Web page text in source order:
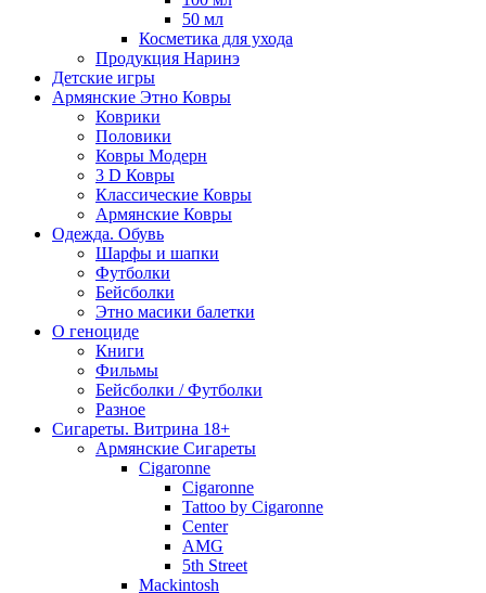
50 мл
Косметика для ухода
Продукция Наринэ
Детские игры
Армянские Этно Ковры
Коврики
Половики
Ковры Модерн
3 D Ковры
Классические Ковры
Армянские Ковры
Одежда. Обувь
Шарфы и шапки
Футболки
Бейсболки
Этно масики балетки
О геноциде
Книги
Фильмы
Бейсболки / Футболки
Разное
Сигареты. Витрина 18+
Армянские Сигареты
Cigaronne
Cigaronne
Tattoo by Cigaronne
Center
AMG
5th Street
Mackintosh